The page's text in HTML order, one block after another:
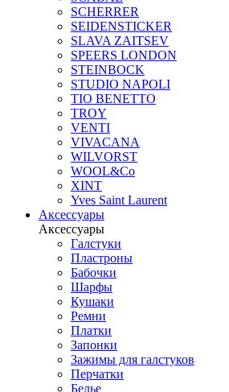
SCHERRER
SEIDENSTICKER
SLAVA ZAITSEV
SPEERS LONDON
STEINBOCK
STUDIO NAPOLI
TIO BENETTO
TROY
VENTI
VIVACANA
WILVORST
WOOL&Co
XINT
Yves Saint Laurent
Аксессуары
Аксессуары
Галстуки
Пластроны
Бабочки
Шарфы
Кушаки
Ремни
Платки
Запонки
Зажимы для галстуков
Перчатки
Белье